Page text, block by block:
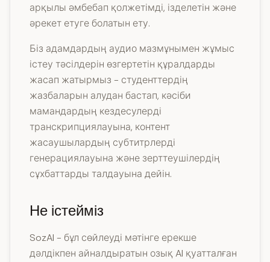
арқылы әмбебап қолжетімді, ізделетін және
әрекет етуге болатын ету.
Біз адамдардың аудио мазмұнымен жұмыс
істеу тәсілдерін өзгертетін құралдарды
жасап жатырмыз - студенттердің
жазбаларын алудан бастап, кәсіби
мамандардың кездесулерді
транскрипциялауына, контент
жасаушылардың субтитрлерді
генерациялауына және зерттеушілердің
сұхбаттарды талдауына дейін.
Не істейміз
SozAI - бұл сөйлеуді мәтінге ерекше
дәлдікпен айналдыратын озық AI қуатталған